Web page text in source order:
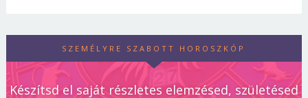
SZEMÉLYRE SZABOTT HOROSZKÓP
Készítsd el saját részletes elemzésed, születésed